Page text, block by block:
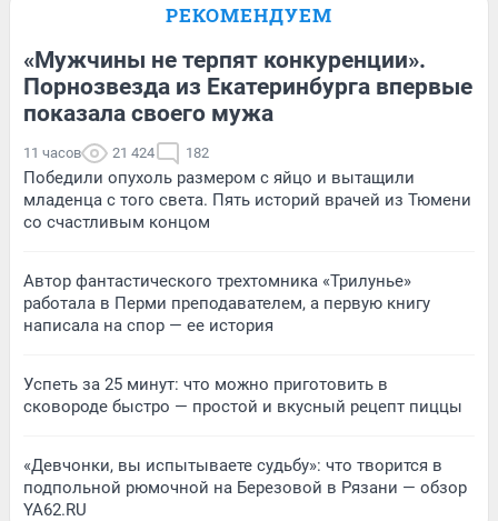
РЕКОМЕНДУЕМ
«Мужчины не терпят конкуренции».
Порнозвезда из Екатеринбурга впервые
показала своего мужа
11 часов 21 424 182
Победили опухоль размером с яйцо и вытащили
младенца с того света. Пять историй врачей из Тюмени
со счастливым концом
Автор фантастического трехтомника «Трилунье»
работала в Перми преподавателем, а первую книгу
написала на спор — ее история
Успеть за 25 минут: что можно приготовить в
сковороде быстро — простой и вкусный рецепт пиццы
«Девчонки, вы испытываете судьбу»: что творится в
подпольной рюмочной на Березовой в Рязани — обзор
YA62.RU